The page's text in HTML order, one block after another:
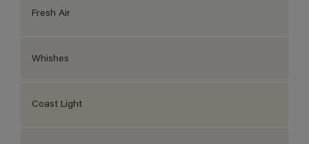
Fresh Air
Whishes
Coast Light